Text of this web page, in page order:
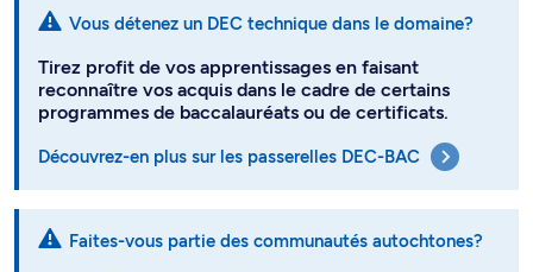
Vous détenez un DEC technique dans le domaine?
Tirez profit de vos apprentissages en faisant
reconnaître vos acquis dans le cadre de certains
programmes de baccalauréats ou de certificats.
Découvrez-en plus sur les passerelles DEC-BAC
Faites-vous partie des communautés autochtones?